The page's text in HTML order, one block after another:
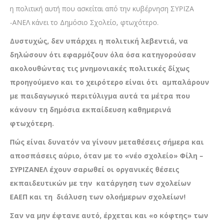
η πολιτική αυτή που ασκείται από την κυβέρνηση ΣΥΡΙΖΑ
-ΑΝΕΛ κάνει το Δημόσιο Σχολείο, φτωχότερο.
Δυστυχώς, δεν υπάρχει η πολιτική λεβεντιά, να
δηλώσουν ότι εφαρμόζουν όλα όσα κατηγορούσαν
ακολουθώντας τις μνημονιακές πολιτικές δίχως
προηγούμενο και το χειρότερο είναι ότι αμπαλάρουν
με παιδαγωγικό περιτύλιγμα αυτά τα μέτρα που
κάνουν τη δημόσια εκπαίδευση καθημερινά
φτωχότερη.
Πώς είναι δυνατόν να γίνουν μεταθέσεις σήμερα και
αποσπάσεις αύριο, όταν με το «νέο σχολείο» Φίλη –
ΣΥΡΙΖΑΝΕΛ έχουν σαρωθεί οι οργανικές θέσεις
εκπαιδευτικών με την κατάργηση των σχολείων
ΕΑΕΠ και τη διάλυση των ολοήμερων σχολείων!
Σαν να μην έφτανε αυτό, έρχεται και «ο κόφτης» των